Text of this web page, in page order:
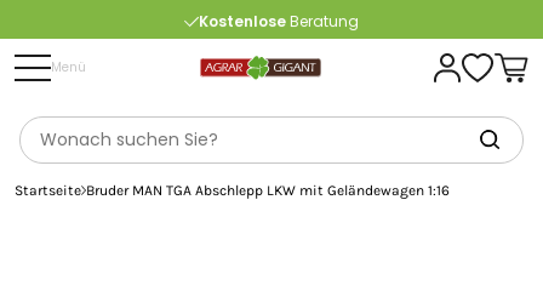
KostenloseBeratung
ab 175 € (in DE) – außer Sperrgut
Menü
Startseite Bruder MAN TGA Abschlepp LKW mit Geländewagen 1:16